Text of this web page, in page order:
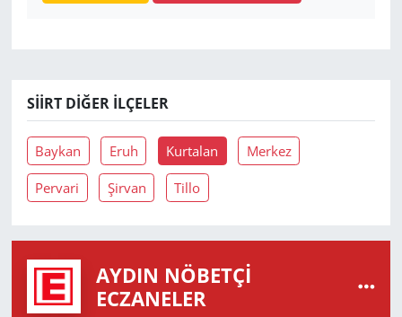
SIIRT DIĞER İLÇELER
Baykan Eruh Kurtalan Merkez
Pervari Şirvan Tillo
AYDIN NÖBETÇI
ECZANELER